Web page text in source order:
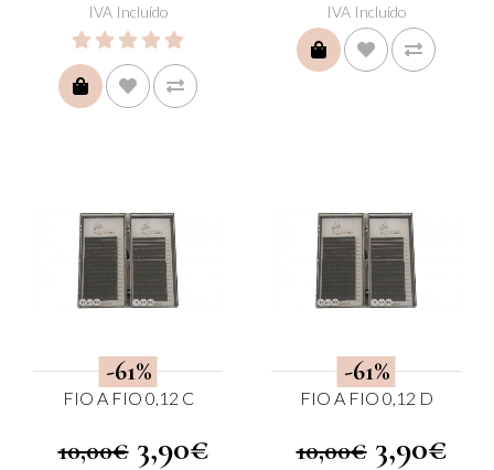
IVA Incluído
COMPRAR
IVA Incluído
COMPRAR
-61%
FIO A FIO 0,12 C
10,00€ 3,90€
-61%
FIO A FIO 0,12 D
10,00€ 3,90€